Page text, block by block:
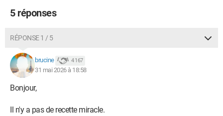
5 réponses
RÉPONSE 1 / 5
brucine 4 167
31 mai 2026 à 18:58
Bonjour,
Il n'y a pas de recette miracle.